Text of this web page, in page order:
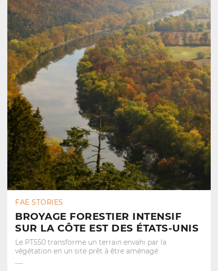
FAE STORIES
BROYAGE FORESTIER INTENSIF
SUR LA CÔTE EST DES ÉTATS-UNIS
Le PT550 transforme un terrain envahi par la
végétation en un site prêt à être aménagé